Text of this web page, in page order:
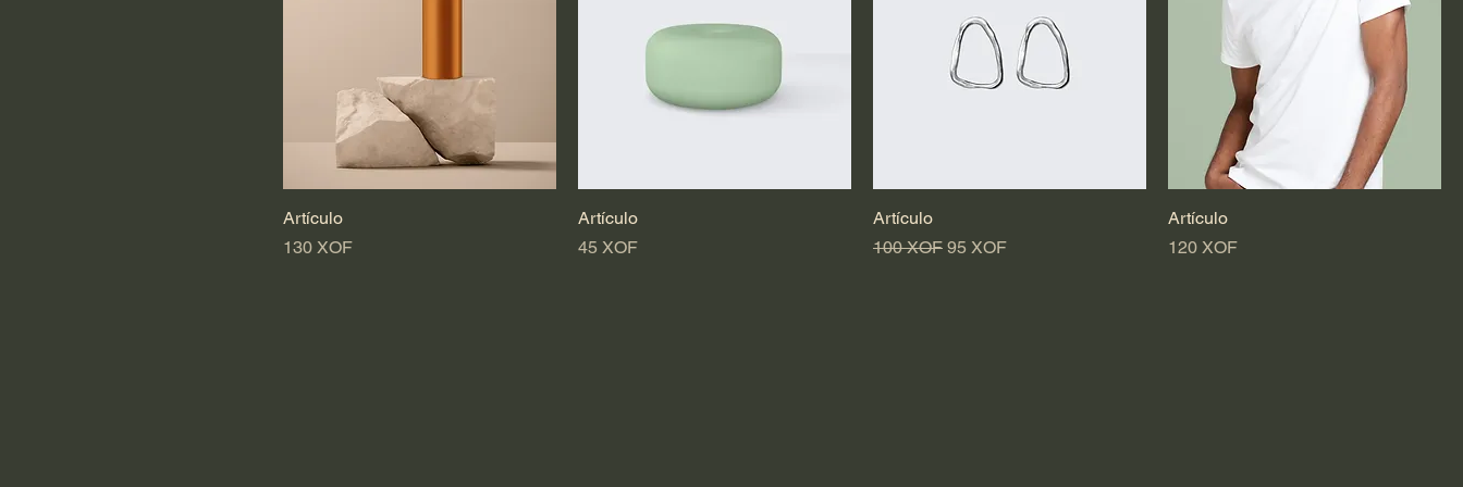
Artículo
Precio
130 XOF
Artículo
Precio
45 XOF
Artículo
Precio
100 XOF Precio de oferta
95 XOF
Artículo
Precio
120 XOF